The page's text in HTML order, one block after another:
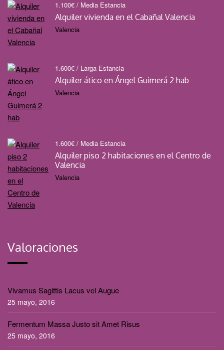
1.100€ / Media Estancia
Alquiler vivienda en el Cabañal Valencia
Valencia
1.600€ / Larga Estancia
Alquiler ático en Ángel Guimerá 2 hab
Valencia
1.600€ / Media Estancia
Alquiler piso 2 habitaciones en el Centro de
Valencia
Valencia
Valoraciones
Vivamus Sagittis Lacus vel Augue
25 mayo, 2016
Fermentum Massa Justo sit Amet Risus
25 mayo, 2016